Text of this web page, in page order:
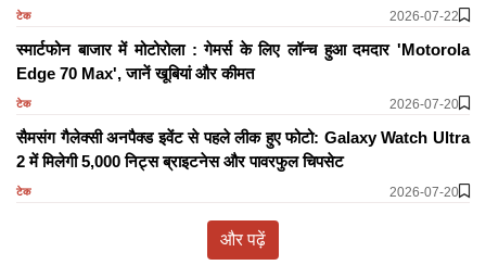
टेक 2026-07-22
स्मार्टफोन बाजार में मोटोरोला : गेमर्स के लिए लॉन्च हुआ दमदार 'Motorola
Edge 70 Max', जानें खूबियां और कीमत
टेक 2026-07-20
सैमसंग गैलेक्सी अनपैक्ड इवेंट से पहले लीक हुए फोटो: Galaxy Watch Ultra
2 में मिलेगी 5,000 निट्स ब्राइटनेस और पावरफुल चिपसेट
टेक 2026-07-20
और पढ़ें